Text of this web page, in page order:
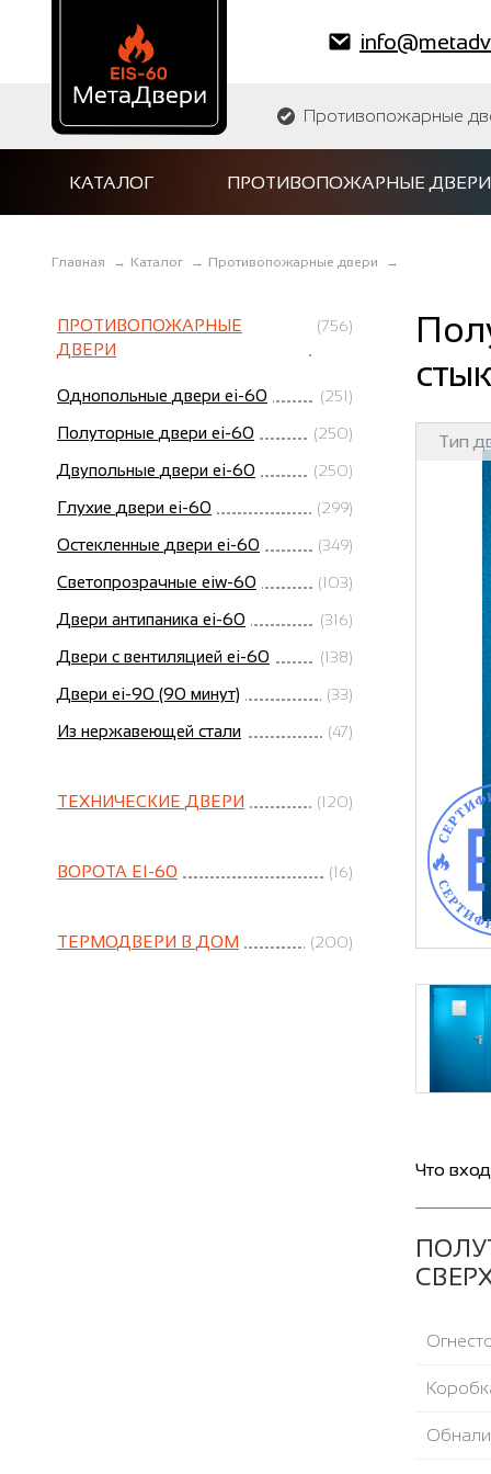
Противопожарные
КАТАЛОГ ПРОТИВОПОЖАРНЫЕ ДВЕРИ
Главная → Каталог → Противопожарные двери →
ПРОТИВОПОЖАРНЫЕ
ДВЕРИ
(756)
Однопольные двери ei-60 (251)
Полуторные двери ei-60 (250)
Двупольные двери ei-60 (250)
Глухие двери ei-60 (299)
Остекленные двери ei-60 (349)
Светопрозрачные eiw-60 (103)
Двери антипаника ei-60 (316)
Двери с вентиляцией ei-60 (138)
Двери ei-90 (90 минут) (33)
Из нержавеющей стали (47)
ТЕХНИЧЕСКИЕ ДВЕРИ (120)
ВОРОТА EI-60 (16)
ТЕРМОДВЕРИ В ДОМ (200)
Тип
Что